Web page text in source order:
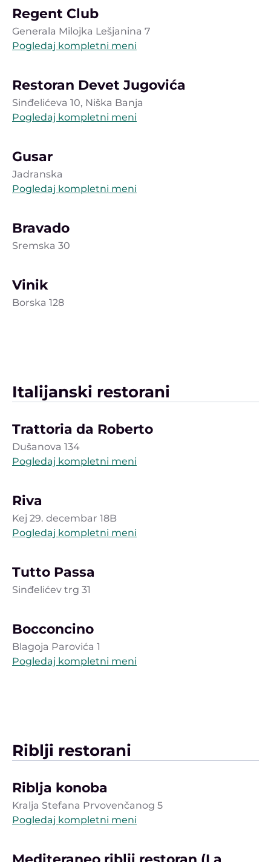
Regent Club
Generala Milojka Lešjanina 7
Pogledaj kompletni meni
Restoran Devet Jugovića
Sinđelićeva 10, Niška Banja
Pogledaj kompletni meni
Gusar
Jadranska
Pogledaj kompletni meni
Bravado
Sremska 30
Vinik
Borska 128
Italijanski restorani
Trattoria da Roberto
Dušanova 134
Pogledaj kompletni meni
Riva
Kej 29. decembar 18B
Pogledaj kompletni meni
Tutto Passa
Sinđelićev trg 31
Bocconcino
Blagoja Parovića 1
Pogledaj kompletni meni
Riblji restorani
Riblja konoba
Kralja Stefana Prvovenčanog 5
Pogledaj kompletni meni